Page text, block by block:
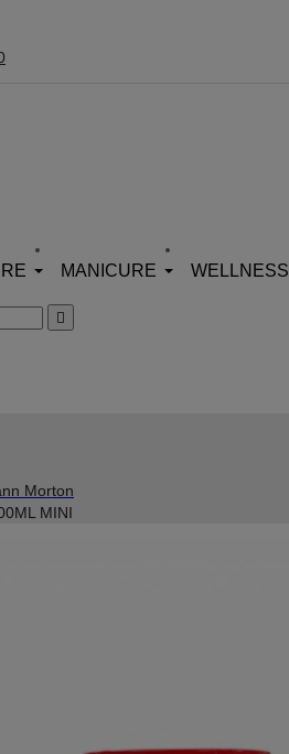
MANICURE WELLNESS

Morton
MINI